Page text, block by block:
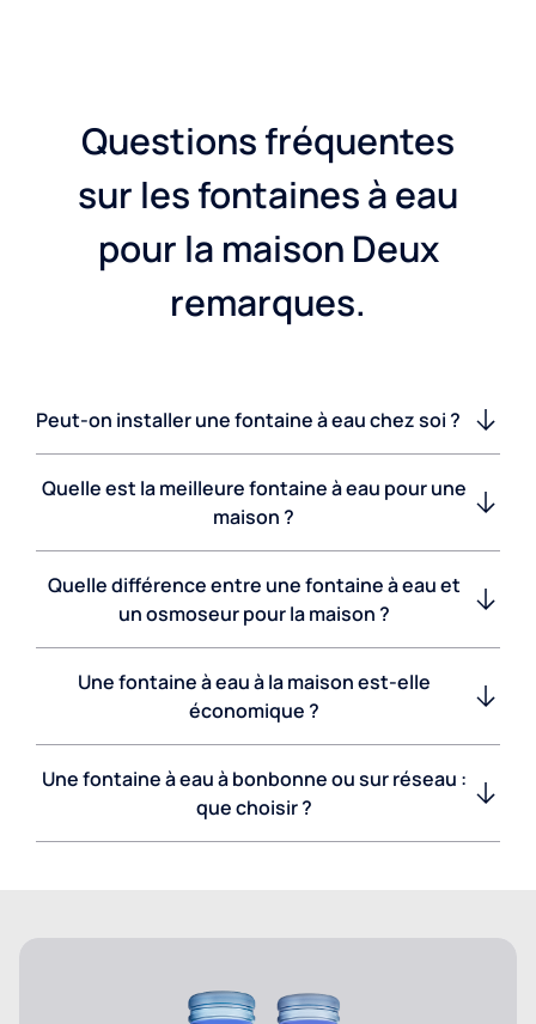
Questions fréquentes
sur les fontaines à eau
pour la maison Deux
remarques.
Peut-on installer une fontaine à eau chez soi ?
Quelle est la meilleure fontaine à eau pour une
maison ?
Quelle différence entre une fontaine à eau et
un osmoseur pour la maison ?
Une fontaine à eau à la maison est-elle
économique ?
Une fontaine à eau à bonbonne ou sur réseau :
que choisir ?